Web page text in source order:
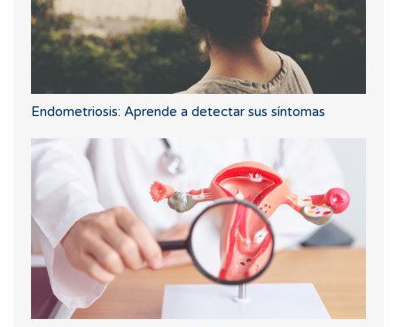
Endometriosis: Aprende a detectar sus síntomas